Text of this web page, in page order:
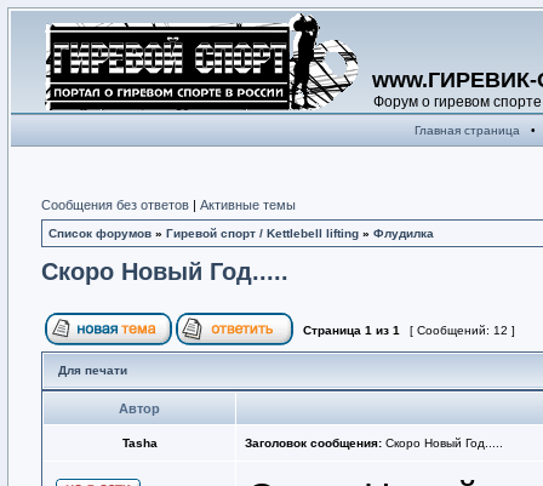
Форум о гиревом спорте
Главная страница •
Сообщения без ответов | Активные темы
Список форумов » Гиревой спорт / Kettlebell lifting » Флудилка
Скоро Новый Год.....
Страница 1 из 1 [ Сообщений: 12 ]
Для печати
Автор
Tasha Заголовок сообщения: Скоро Новый Год.....